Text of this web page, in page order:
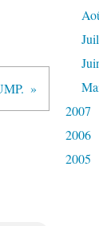
2007
2006
2005